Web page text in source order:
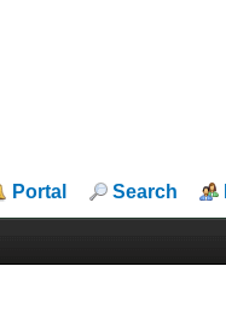
Portal Search